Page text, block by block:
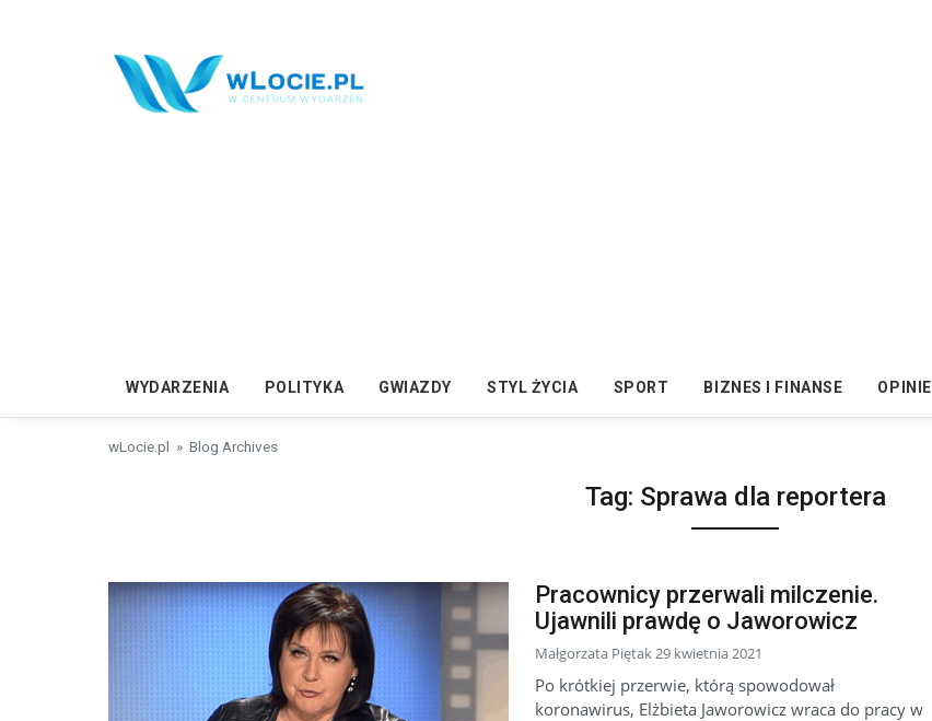
WYDARZENIA POLITYKA GWIAZDY STYL ŻYCIA SPORT BIZNES I FINANSE OPINIE
wLocie.pl » Blog Archives
Tag: Sprawa dla reportera
Pracownicy przerwali milczenie.
Ujawnili prawdę o Jaworowicz
Małgorzata Piętak 29 kwietnia 2021
Po krótkiej przerwie, którą spowodował
koronawirus, Elżbieta Jaworowicz wraca do pracy w